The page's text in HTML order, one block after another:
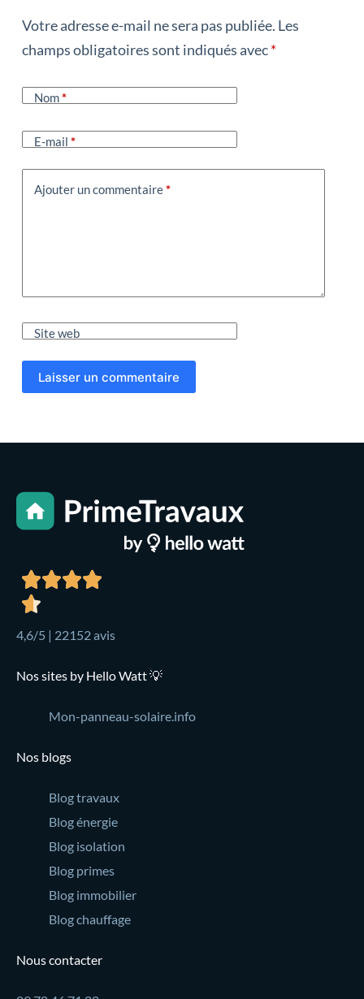
Votre adresse e-mail ne sera pas publiée. Les
champs obligatoires sont indiqués avec*
Nom*
E-mail *
Ajouter un commentaire*
Site web
Laisser un commentaire
4,6/5 | 22152 avis
Nos sites by Hello Watt 💡
Mon-panneau-solaire.info
Nos blogs
Blog travaux
Blog énergie
Blog isolation
Blog primes
Blog immobilier
Blog chauffage
Nous contacter